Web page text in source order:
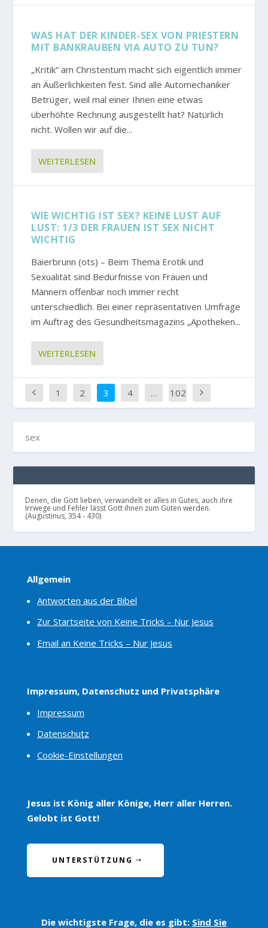
WAS HAT DER KINDER-SEX VON PRIESTERN
MIT BANKRAUBEN VIA AUTO ZU TUN?
„Kritik“ am Christentum macht sich eigentlich immer
an Äußerlichkeiten fest. Sind alle Automechaniker
Betrüger, weil mal einer Ihnen eine etwas
überhöhte Rechnung ausgestellt hat? Natürlich
nicht. Wollen wir auf die...
WEITERLESEN
WIE WICHTIG IST SEX? KEINE LUST AUF
LUST: 1/3 DER FRAUEN IST SEX NICHT
WICHTIG
Baierbrunn (ots) – Beim Thema Erotik und
Sexualität sind Bedürfnisse von Frauen und
Männern offenbar noch immer recht
unterschiedlich. Bei einer repräsentativen Umfrage
im Auftrag des Gesundheitsmagazins „Apotheken...
WEITERLESEN
1 2 3 4 … 102
Denen, die Gott lieben, verwandelt er alles in Gutes, auch ihre
Irrwege und Fehler lässt Gott ihnen zum Guten werden.
(Augustinus, 354 - 430)
Allgemein
Antworten aus der Bibel
Zur Startseite von Keine Tricks – Nur Jesus
Email an Keine Tricks – Nur Jesus
Impressum, Datenschutz und Privatsphäre
Impressum
Datenschutz
Cookie-Einstellungen
Jesus ist König aller Könige, Herr aller Herren.
Gelobt ist Gott!
UNTERSTÜTZUNG
Die wichtigste Frage, die es gibt: Sind Sie